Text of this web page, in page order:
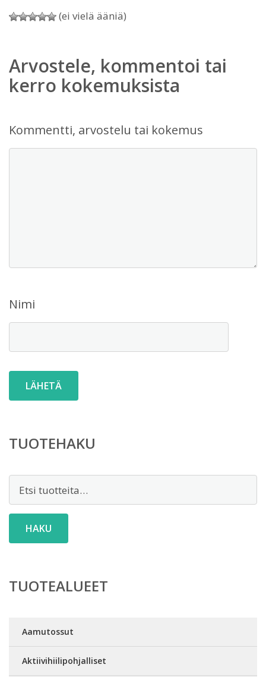
(ei vielä ääniä)
Arvostele, kommentoi tai
kerro kokemuksista
Kommentti, arvostelu tai kokemus
Nimi
TUOTEHAKU
HAKU
TUOTEALUEET
Aamutossut
Aktiivihiilipohjalliset